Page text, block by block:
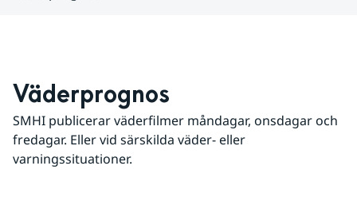
Väderprognos
SMHI publicerar väderfilmer måndagar, onsdagar och
fredagar. Eller vid särskilda väder- eller
varningssituationer.